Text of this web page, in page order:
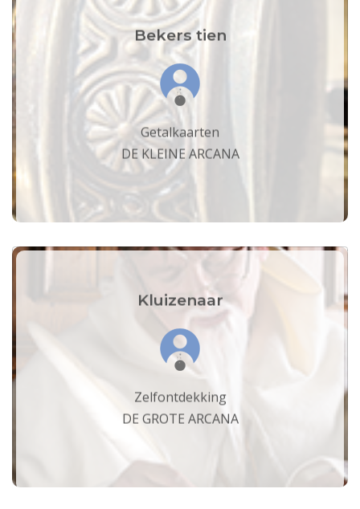
Bekers tien
Getalkaarten
DE KLEINE ARCANA
Kluizenaar
Zelfontdekking
DE GROTE ARCANA